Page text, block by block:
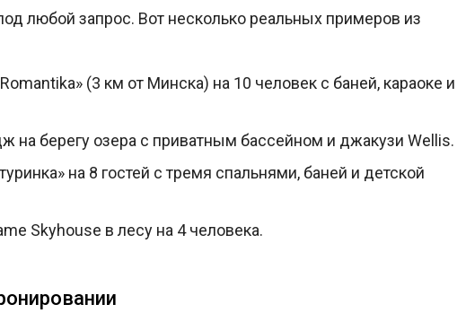
любой запрос. Вот несколько реальных примеров из
(3 км от Минска) на 10 человек с баней, караоке и
на берегу озера с приватным бассейном и джакузи Wellis.
на 8 гостей с тремя спальнями, баней и детской
Skyhouse в лесу на 4 человека.